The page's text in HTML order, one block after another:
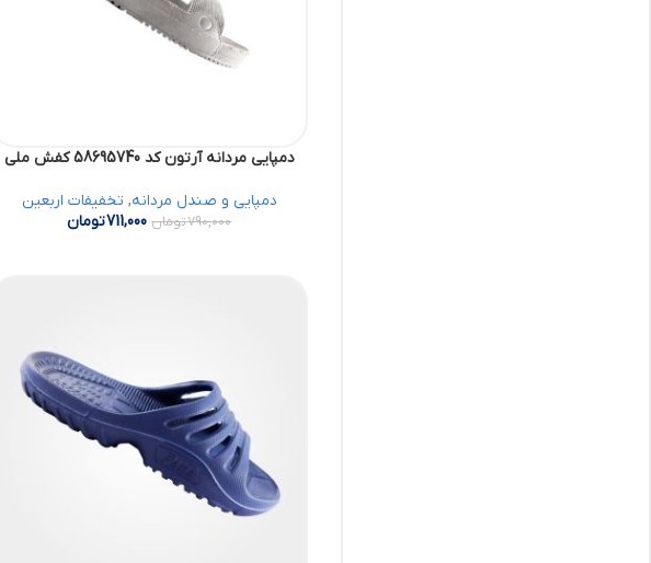
دمپایی مردانه آرتون کد 58695740 کفش ملی
دمپایی و صندل مردانه, تخفیفات اربعین
790,000تومان 711,000تومان